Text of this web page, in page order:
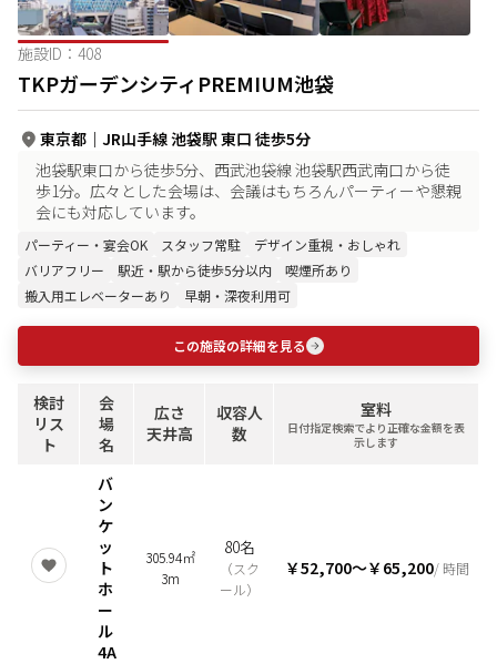
施設ID： 408
TKPガーデンシティPREMIUM池袋
東京都 ｜ JR山手線 池袋駅 東口 徒歩5分
池袋駅東口から徒歩5分、西武池袋線 池袋駅西武南口から徒
歩1分。広々とした会場は、会議はもちろんパーティーや懇親
会にも対応しています。
パーティー・宴会OK スタッフ常駐
デザイン重視・おしゃれ
バリアフリー
駅近・駅から徒歩5分以内
喫煙所あり
搬入用エレベーターあり
早朝・深夜利用可
この施設の詳細を見る
検討
リス
ト
会
場
名
広さ
天井高
収容人
数
室料
日付指定検索でより正確な金額を表
示します
バ
ン
ケ
ッ
ト
ホ
ー
ル
4A
305.94㎡
3m
80名
（スク
ール）
￥52,700〜￥65,200/ 時間